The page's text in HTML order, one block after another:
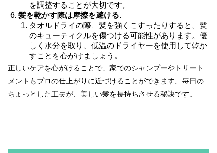
を調整することが大切です。
髪を乾かす際は摩擦を避ける:
タオルドライの際、髪を強くこすったりすると、髪
のキューティクルを傷つける可能性があります。優
しく水分を取り、低温のドライヤーを使用して乾か
すことを心がけましょう。
正しいケアを心がけることで、家でのシャンプーやトリート
メントもプロの仕上がりに近づけることができます。毎日の
ちょっとした工夫が、美しい髪を長持ちさせる秘訣です。